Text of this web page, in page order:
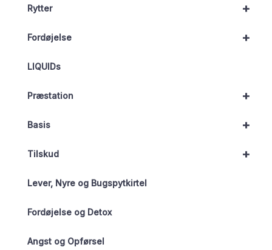
+
Rytter
+
Fordøjelse
LIQUIDs
+
Præstation
+
Basis
+
Tilskud
Lever, Nyre og Bugspytkirtel
Fordøjelse og Detox
Angst og Opførsel